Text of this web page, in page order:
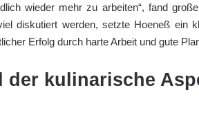
wieder mehr zu arbeiten“, fand
diskutiert werden, setzte Hoeneß ein
Erfolg durch harte Arbeit und gute
der kulinarische